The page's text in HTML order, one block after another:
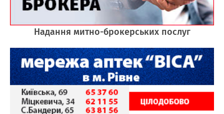
Надання митно-брокерських послуг